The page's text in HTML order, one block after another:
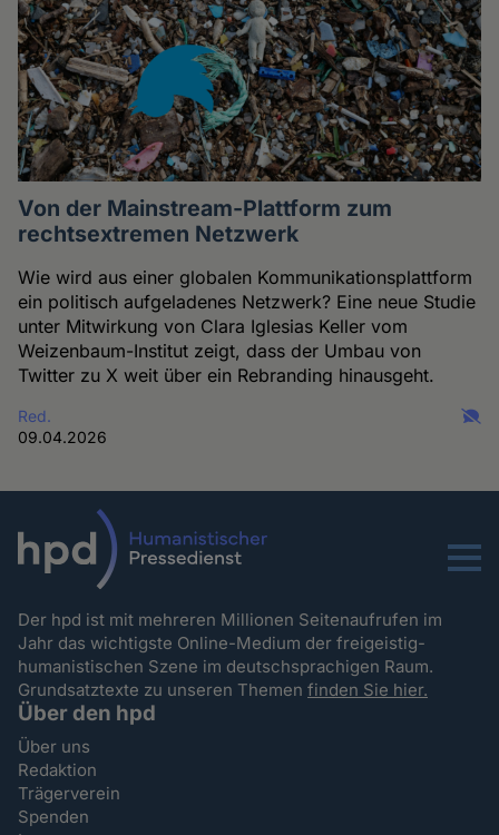
Von der Mainstream-Plattform zum
rechtsextremen Netzwerk
Wie wird aus einer globalen Kommunikationsplattform
ein politisch aufgeladenes Netzwerk? Eine neue Studie
unter Mitwirkung von Clara Iglesias Keller vom
Weizenbaum-Institut zeigt, dass der Umbau von
Twitter zu X weit über ein Rebranding hinausgeht.
Red.
09.04.2026
Menu
Der hpd ist mit mehreren Millionen Seitenaufrufen im
Jahr das wichtigste Online-Medium der freigeistig-
humanistischen Szene im deutschsprachigen Raum.
Grundsatztexte zu unseren Themenfinden Sie hier.
Über den hpd
Über uns
Redaktion
Trägerverein
Spenden